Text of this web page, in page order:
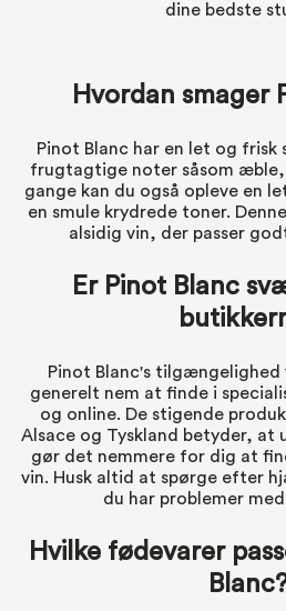
dine bedste
Hvordan smager
Pinot Blanc har en let og
frugtagtige noter såsom
gange kan du også opleve en
en smule krydrede toner.
alsidig vin, der passer
Er Pinot Blanc
Pinot Blanc's tilgængelighed
generelt nem at finde i
og online. De stigende
Alsace og Tyskland betyder, at
gør det nemmere for dig at
vin. Husk altid at spørge efter
du har problemer
Hvilke fødevarer